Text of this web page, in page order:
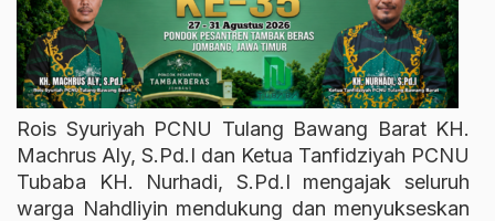
Rois Syuriyah PCNU Tulang Bawang Barat KH.
Machrus Aly, S.Pd.I dan Ketua Tanfidziyah PCNU
Tubaba KH. Nurhadi, S.Pd.I mengajak seluruh
warga Nahdliyin mendukung dan menyukseskan